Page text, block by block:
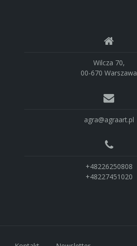
Wilcza 70,
00-670 Warszawa
agra@agraart.pl
+48226250808
+48227451020